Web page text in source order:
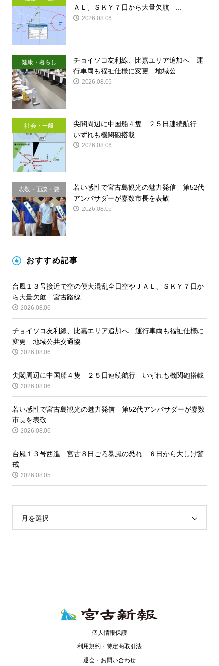
ＡＬ、ＳＫＹ７日から大量欠航 ...
2026.08.06
健康・暮らし
チョイソコ友利線、比嘉エリア追加へ 運
行車両も福祉仕様に変更 地域公...
2026.08.06
社会・一般
尖閣周辺に中国船４隻 ２５日連続航行
いずれも機関砲搭載
2026.08.06
表敬・面談・要
請
若い感性で宮古島観光の魅力発信 第52代
アンバサダーが嘉数市長を表敬
2026.08.06
おすすめ記事
台風１３号接近で空の便大混乱全日空やＪＡＬ、ＳＫＹ７日か
ら大量欠航 宮古路線...
2026.08.06
チョイソコ友利線、比嘉エリア追加へ 運行車両も福祉仕様に
変更 地域公共交通協
2026.08.06
尖閣周辺に中国船４隻 ２５日連続航行 いずれも機関砲搭載
2026.08.06
若い感性で宮古島観光の魅力発信 第52代アンバサダーが嘉数
市長を表敬
2026.08.06
台風１３号西進 宮古８日ごろ暴風の恐れ ６日から大しけ警
戒
2026.08.05
月を選択
個人情報保護
利用規約・特定商取引法
退会・お問い合わせ